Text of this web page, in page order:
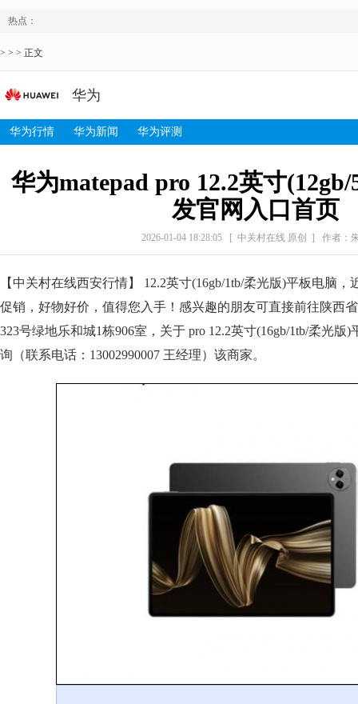
热点：
> > > 正文
华为
华为行情 华为新闻 华为评测
华为matepad pro 12.2英寸
发官网入口首页
2026-01-04 18:28:05 [ 中关村在线 原创 ] 作者：
【中关村在线西安行情】 12.2英寸(16gb/1tb/柔光版)平板电脑，
促销，好物好价，值得您入手！感兴趣的朋友可直接前往陕西
323号绿地乐和城1栋906室，关于 pro 12.2英寸(16gb/1tb/柔光版
询（联系电话：13002990007 王经理）该商家。